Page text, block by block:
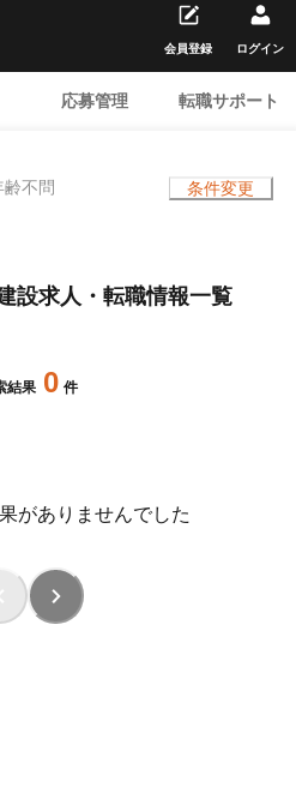
応募管理 転職サポート
会員登録 ログイン
不問 条件変更
設求人・転職情報一覧
結果 0 件
がありませんでした